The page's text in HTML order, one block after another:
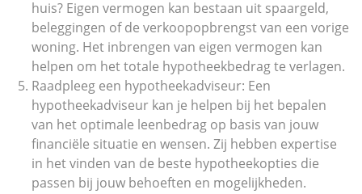
huis? Eigen vermogen kan bestaan uit spaargeld,
beleggingen of de verkoopopbrengst van een vorige
woning. Het inbrengen van eigen vermogen kan
helpen om het totale hypotheekbedrag te verlagen.
Raadpleeg een hypotheekadviseur: Een
hypotheekadviseur kan je helpen bij het bepalen
van het optimale leenbedrag op basis van jouw
financiële situatie en wensen. Zij hebben expertise
in het vinden van de beste hypotheekopties die
passen bij jouw behoeften en mogelijkheden.